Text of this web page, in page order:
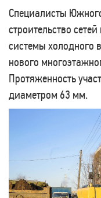
Специалисты
строительство
системы холодного
нового
Протяженность
диаметром 63 мм.